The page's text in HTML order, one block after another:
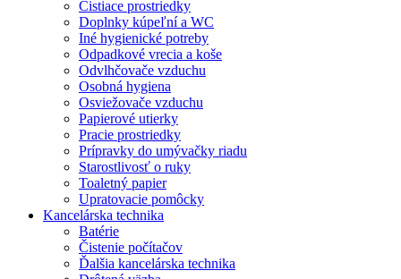
Čistiace prostriedky
Doplnky kúpeľní a WC
Iné hygienické potreby
Odpadkové vrecia a koše
Odvlhčovače vzduchu
Osobná hygiena
Osviežovače vzduchu
Papierové utierky
Pracie prostriedky
Prípravky do umývačky riadu
Starostlivosť o ruky
Toaletný papier
Upratovacie pomôcky
Kancelárska technika
Batérie
Čistenie počítačov
Ďalšia kancelárska technika